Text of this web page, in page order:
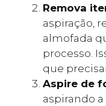
Remova
aspiração,
almofada
processo.
que
Aspire de
aspirando